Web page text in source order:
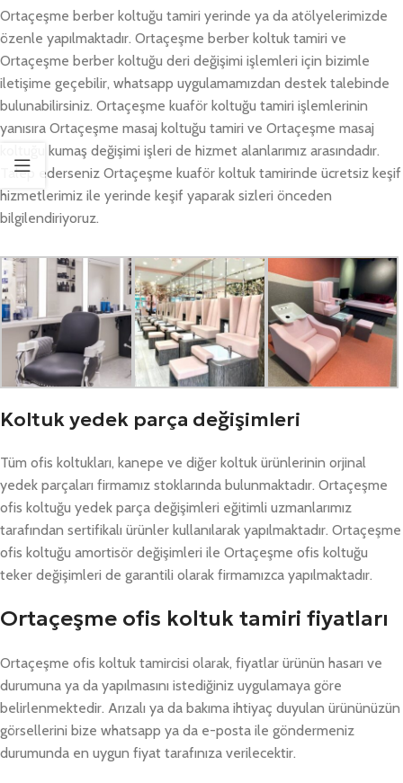
Ortaçeşme berber koltuğu tamiri yerinde ya da atölyelerimizde
özenle yapılmaktadır. Ortaçeşme berber koltuk tamiri ve
Ortaçeşme berber koltuğu deri değişimi işlemleri için bizimle
iletişime geçebilir, whatsapp uygulamamızdan destek talebinde
bulunabilirsiniz. Ortaçeşme kuaför koltuğu tamiri işlemlerinin
yanısıra Ortaçeşme masaj koltuğu tamiri ve Ortaçeşme masaj
koltuğu kumaş değişimi işleri de hizmet alanlarımız arasındadır.
Talep ederseniz Ortaçeşme kuaför koltuk tamirinde ücretsiz keşif
hizmetlerimiz ile yerinde keşif yaparak sizleri önceden
bilgilendiriyoruz.
Koltuk yedek parça değişimleri
Tüm ofis koltukları, kanepe ve diğer koltuk ürünlerinin orjinal
yedek parçaları firmamız stoklarında bulunmaktadır. Ortaçeşme
ofis koltuğu yedek parça değişimleri eğitimli uzmanlarımız
tarafından sertifikalı ürünler kullanılarak yapılmaktadır. Ortaçeşme
ofis koltuğu amortisör değişimleri ile Ortaçeşme ofis koltuğu
teker değişimleri de garantili olarak firmamızca yapılmaktadır.
Ortaçeşme ofis koltuk tamiri fiyatları
Ortaçeşme ofis koltuk tamircisi olarak, fiyatlar ürünün hasarı ve
durumuna ya da yapılmasını istediğiniz uygulamaya göre
belirlenmektedir. Arızalı ya da bakıma ihtiyaç duyulan ürününüzün
görsellerini bize whatsapp ya da e-posta ile göndermeniz
durumunda en uygun fiyat tarafınıza verilecektir.